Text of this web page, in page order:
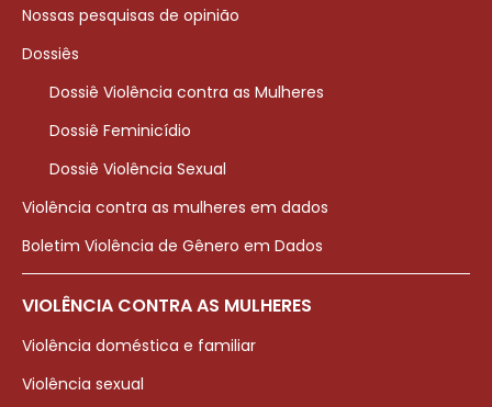
Nossas pesquisas de opinião
Dossiês
Dossiê Violência contra as Mulheres
Dossiê Feminicídio
Dossiê Violência Sexual
Violência contra as mulheres em dados
Boletim Violência de Gênero em Dados
VIOLÊNCIA CONTRA AS MULHERES
Violência doméstica e familiar
Violência sexual